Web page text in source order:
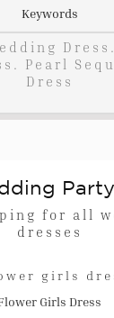
Keywords
Pearl
Dress
for all
dresses
Girls Dress